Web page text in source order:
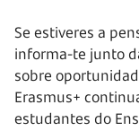
Se estiveres a
informa-te junto
sobre
Erasmus+
estudantes do